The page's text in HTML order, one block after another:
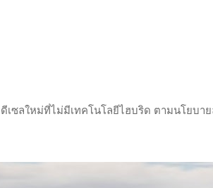
ซลใหม่ที่ไม่มีเทคโนโลยีไฮบริด ตามนโยบา